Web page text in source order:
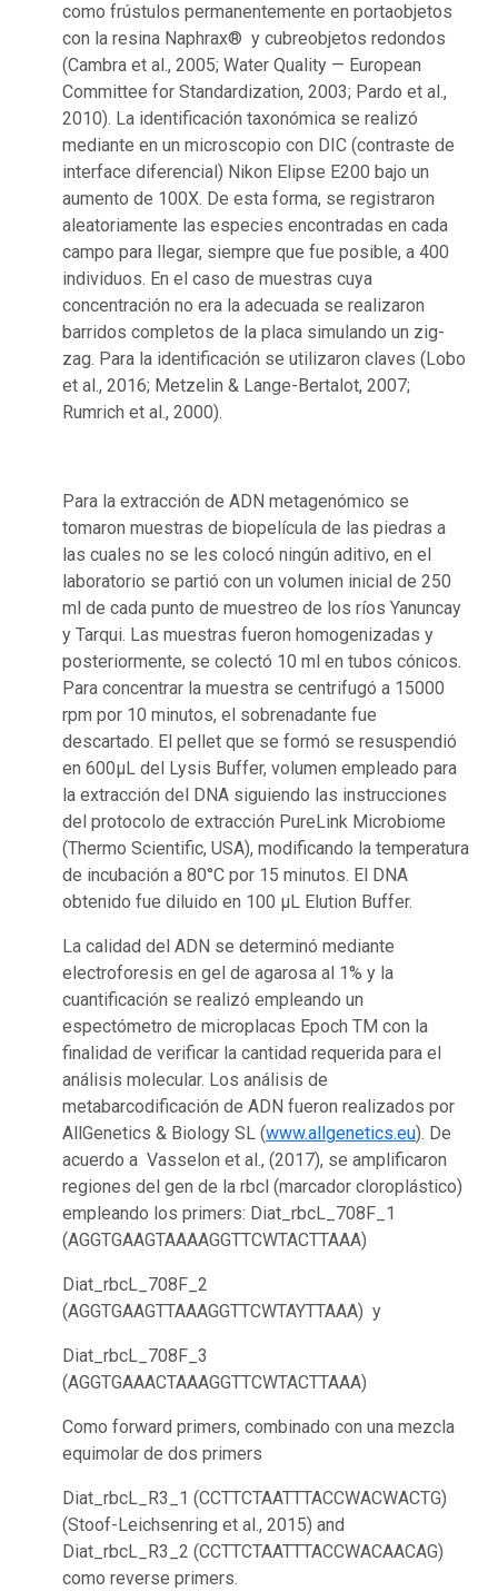
como frústulos permanentemente en portaobjetos
con la resina Naphrax® y cubreobjetos redondos
(Cambra et al., 2005; Water Quality — European
Committee for Standardization, 2003; Pardo et al.,
2010). La identificación taxonómica se realizó
mediante en un microscopio con DIC (contraste de
interface diferencial) Nikon Elipse E200 bajo un
aumento de 100X. De esta forma, se registraron
aleatoriamente las especies encontradas en cada
campo para llegar, siempre que fue posible, a 400
individuos. En el caso de muestras cuya
concentración no era la adecuada se realizaron
barridos completos de la placa simulando un zig-
zag. Para la identificación se utilizaron claves (Lobo
et al., 2016; Metzelin & Lange-Bertalot, 2007;
Rumrich et al., 2000).
Para la extracción de ADN metagenómico se
tomaron muestras de biopelícula de las piedras a
las cuales no se les colocó ningún aditivo, en el
laboratorio se partió con un volumen inicial de 250
ml de cada punto de muestreo de los ríos Yanuncay
y Tarqui. Las muestras fueron homogenizadas y
posteriormente, se colectó 10 ml en tubos cónicos.
Para concentrar la muestra se centrifugó a 15000
rpm por 10 minutos, el sobrenadante fue
descartado. El pellet que se formó se resuspendió
en 600μL del Lysis Buffer, volumen empleado para
la extracción del DNA siguiendo las instrucciones
del protocolo de extracción PureLink Microbiome
(Thermo Scientific, USA), modificando la temperatura
de incubación a 80°C por 15 minutos. El DNA
obtenido fue diluido en 100 μL Elution Buffer.
La calidad del ADN se determinó mediante
electroforesis en gel de agarosa al 1% y la
cuantificación se realizó empleando un
espectómetro de microplacas Epoch TM con la
finalidad de verificar la cantidad requerida para el
análisis molecular. Los análisis de
metabarcodificación de ADN fueron realizados por
AllGenetics & Biology SL (www.allgenetics.eu). De
acuerdo a Vasselon et al., (2017), se amplificaron
regiones del gen de la rbcl (marcador cloroplástico)
empleando los primers: Diat_rbcL_708F_1
(AGGTGAAGTAAAAGGTTCWTACTTAAA)
Diat_rbcL_708F_2
(AGGTGAAGTTAAAGGTTCWTAYTTAAA) y
Diat_rbcL_708F_3
(AGGTGAAACTAAAGGTTCWTACTTAAA)
Como forward primers, combinado con una mezcla
equimolar de dos primers
Diat_rbcL_R3_1 (CCTTCTAATTTACCWACWACTG)
(Stoof-Leichsenring et al., 2015) and
Diat_rbcL_R3_2 (CCTTCTAATTTACCWACAACAG)
como reverse primers.